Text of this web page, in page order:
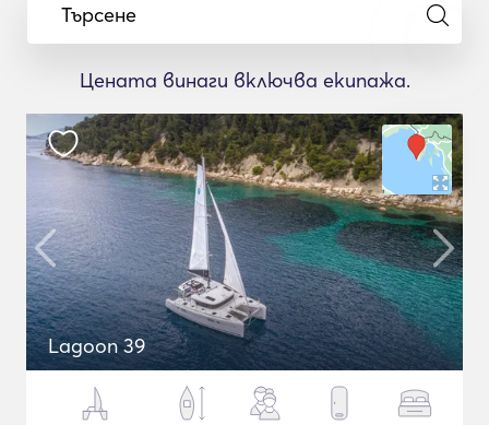
Търсене
Цената винаги включва екипажа.
Lagoon 39